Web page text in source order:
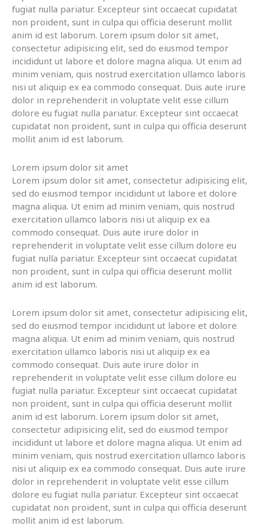
fugiat nulla pariatur. Excepteur sint occaecat cupidatat
non proident, sunt in culpa qui officia deserunt mollit
anim id est laborum. Lorem ipsum dolor sit amet,
consectetur adipisicing elit, sed do eiusmod tempor
incididunt ut labore et dolore magna aliqua. Ut enim ad
minim veniam, quis nostrud exercitation ullamco laboris
nisi ut aliquip ex ea commodo consequat. Duis aute irure
dolor in reprehenderit in voluptate velit esse cillum
dolore eu fugiat nulla pariatur. Excepteur sint occaecat
cupidatat non proident, sunt in culpa qui officia deserunt
mollit anim id est laborum.
Lorem ipsum dolor sit amet
Lorem ipsum dolor sit amet, consectetur adipisicing elit,
sed do eiusmod tempor incididunt ut labore et dolore
magna aliqua. Ut enim ad minim veniam, quis nostrud
exercitation ullamco laboris nisi ut aliquip ex ea
commodo consequat. Duis aute irure dolor in
reprehenderit in voluptate velit esse cillum dolore eu
fugiat nulla pariatur. Excepteur sint occaecat cupidatat
non proident, sunt in culpa qui officia deserunt mollit
anim id est laborum.
Lorem ipsum dolor sit amet, consectetur adipisicing elit,
sed do eiusmod tempor incididunt ut labore et dolore
magna aliqua. Ut enim ad minim veniam, quis nostrud
exercitation ullamco laboris nisi ut aliquip ex ea
commodo consequat. Duis aute irure dolor in
reprehenderit in voluptate velit esse cillum dolore eu
fugiat nulla pariatur. Excepteur sint occaecat cupidatat
non proident, sunt in culpa qui officia deserunt mollit
anim id est laborum. Lorem ipsum dolor sit amet,
consectetur adipisicing elit, sed do eiusmod tempor
incididunt ut labore et dolore magna aliqua. Ut enim ad
minim veniam, quis nostrud exercitation ullamco laboris
nisi ut aliquip ex ea commodo consequat. Duis aute irure
dolor in reprehenderit in voluptate velit esse cillum
dolore eu fugiat nulla pariatur. Excepteur sint occaecat
cupidatat non proident, sunt in culpa qui officia deserunt
mollit anim id est laborum.